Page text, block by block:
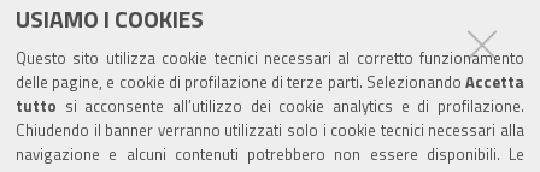
USIAMO I COOKIES
Questo sito utilizza cookie tecnici necessari al corretto funzionamento
delle pagine, e cookie di profilazione di terze parti. Selezionando Accetta
tutto si acconsente all’utilizzo dei cookie analytics e di profilazione.
Chiudendo il banner verranno utilizzati solo i cookie tecnici necessari alla
navigazione e alcuni contenuti potrebbero non essere disponibili. Le
Trasparenza
Amministrazione trasparente
Albo Camerale